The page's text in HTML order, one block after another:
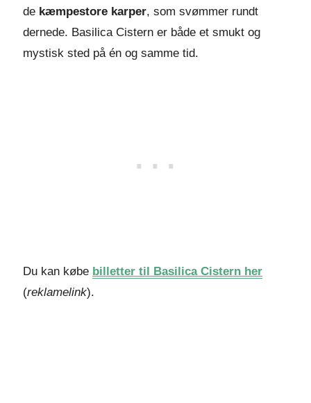
de kæmpestore karper, som svømmer rundt
dernede. Basilica Cistern er både et smukt og
mystisk sted på én og samme tid.
Du kan købe billetter til Basilica Cistern her
(reklamelink).